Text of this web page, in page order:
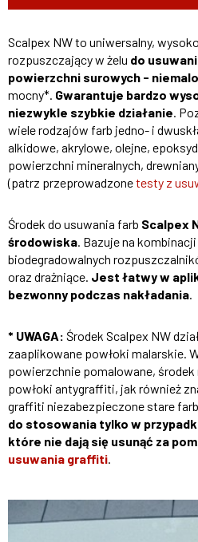
Scalpex NW to uniwersalny,
rozpuszczający w żelu do
powierzchni surowych -
mocny*. Gwarantuje bardzo
niezwykle szybkie działanie.
wiele rodzajów farb jedno- i
alkidowe, akrylowe, olejne,
powierzchni mineralnych,
(patrz przeprowadzonetesty z
Środek do usuwania farb Scalpex
środowiska. Bazuje na
biodegradowalnych
oraz drażniące. Jest łatwy w
bezwonny podczas nakładania.
* UWAGA: Środek Scalpex NW
zaaplikowane powłoki malarskie.
powierzchnie pomalowane, środek
powłoki antygraffiti, jak również
graffiti niezabezpieczone stare
do stosowania tylko w
które nie dają się usunąć za
usuwania graffiti.